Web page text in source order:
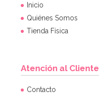
Inicio
Quiénes Somos
Tienda Física
Atención al Cliente
Contacto